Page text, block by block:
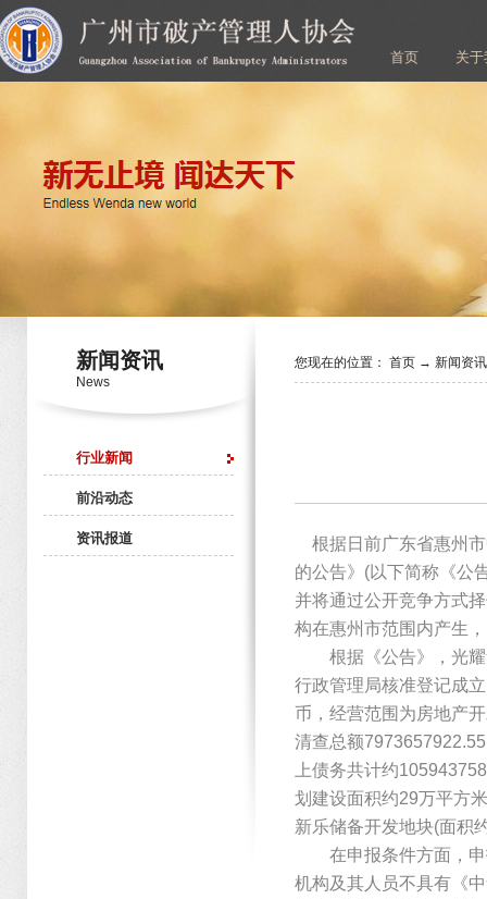
首页 关
新闻资讯
News
行业新闻
前沿动态
资讯报道
您现在的位置： 首页 → 新闻资讯
根据日前广东省惠州
的公告》(以下简称《公
并将通过公开竞争方式
构在惠州市范围内产生
根据《公告》，光耀
行政管理局核准登记成
币，经营范围为房地产
清查总额
上债务共计约
划建设面积约29万平方
新乐储备开发地块(面积
在申报条件方面，申
机构及其人员不具有《